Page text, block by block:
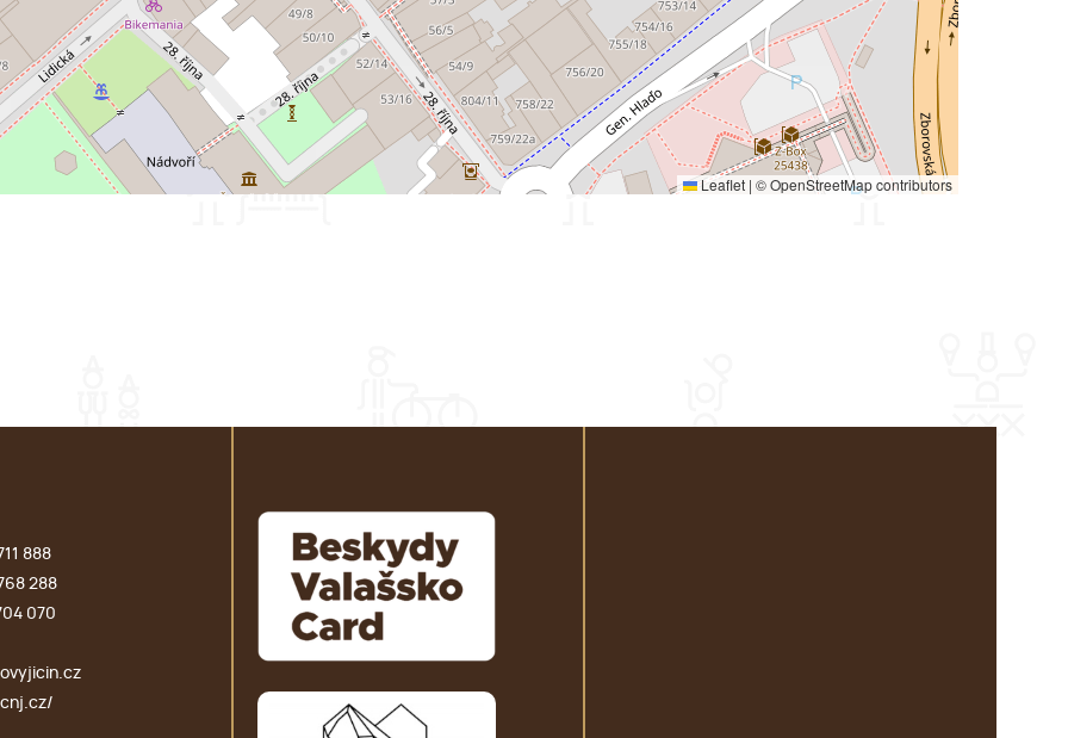
Leaflet | ©OpenStreetMapcontributors
888
288
070